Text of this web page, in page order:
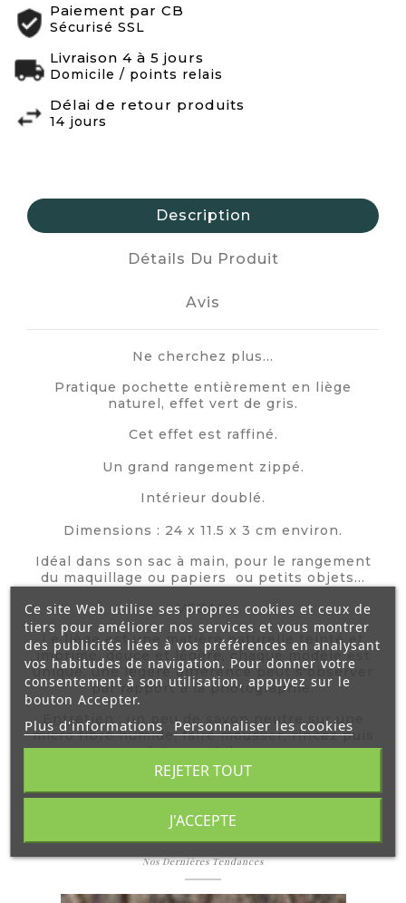
Ce site Web utilise ses propres cookies et ceux de
tiers pour améliorer nos services et vous montrer
des publicités liées à vos préférences en analysant
vos habitudes de navigation. Pour donner votre
consentement à son utilisation, appuyez sur le
bouton Accepter.
Plus d'informations Personnaliser les cookies
REJETER TOUT
J'ACCEPTE
Paiement par CB
Sécurisé SSL
Livraison 4 à 5 jours
Domicile / points relais
Délai de retour produits
14 jours
Description
Détails Du Produit
Avis
Ne cherchez plus...
Pratique pochette entièrement en liège
naturel, effet vert de gris.
Cet effet est raffiné.
Un grand rangement zippé.
Intérieur doublé.
Dimensions : 24 x 11.5 x 3 cm environ.
Idéal dans son sac à main, pour le rangement
du maquillage ou papiers ou petits objets...
VEGAN
Le liège est une matière naturelle teinté et
imprimé, douce et légère, chaque modèle est
unique, une légère différence peut s'observer
par rapport à la photographie.
Entretien
: un peu de savon neutre sur une
micro fibre humide, faire mousser, rincez puis
laissez sécher.
Vous Aimerez Aussi
Nos Dernières Tendances